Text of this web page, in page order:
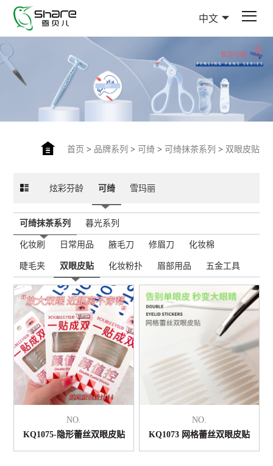
中文
首页 > 品牌系列 > 可绮> 可绮抹茶系列 > 双眼皮贴
炫彩芬龄 可绮 雪玛丽
可绮抹茶系列 暮光系列
化妆刷 日常用品 腋毛刀 修眉刀 化妆棉
睫毛夹 双眼皮贴 化妆粉扑 眉部用品 五金工具
NO.
KQ1075-隐形蕾丝双眼皮贴
NO.
KQ1073 网格蕾丝双眼皮贴